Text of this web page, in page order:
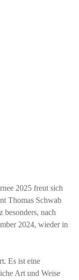
2025 freut sich
Thomas Schwab
besonders, nach
2024, wieder in
Es ist eine
Art und Weise